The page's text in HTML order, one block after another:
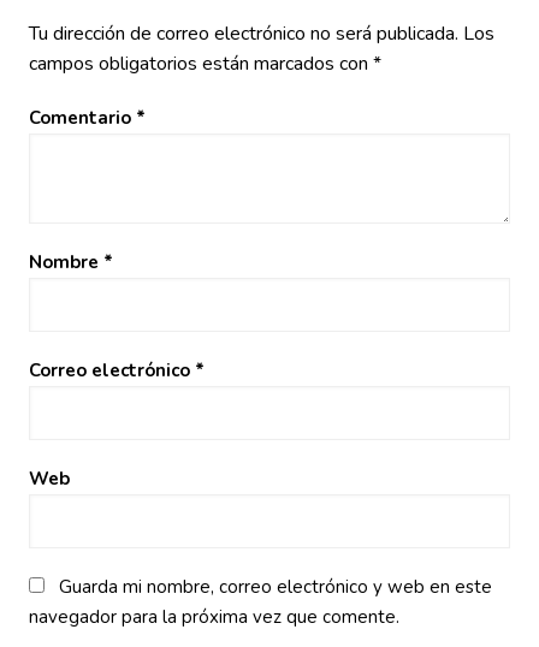
Tu dirección de correo electrónico no será publicada. Los
campos obligatorios están marcados con *
Comentario *
Nombre *
Correo electrónico *
Web
Guarda mi nombre, correo electrónico y web en este
navegador para la próxima vez que comente.